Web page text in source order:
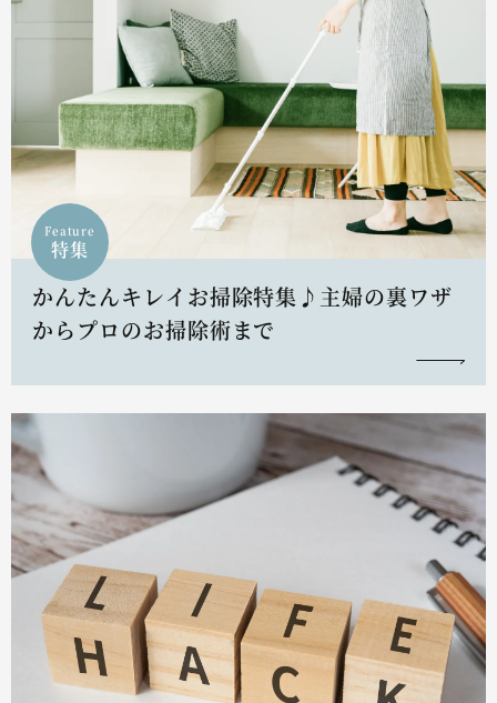
Feature
特集
かんたんキレイお掃除特集♪主婦の裏ワザ
からプロのお掃除術まで